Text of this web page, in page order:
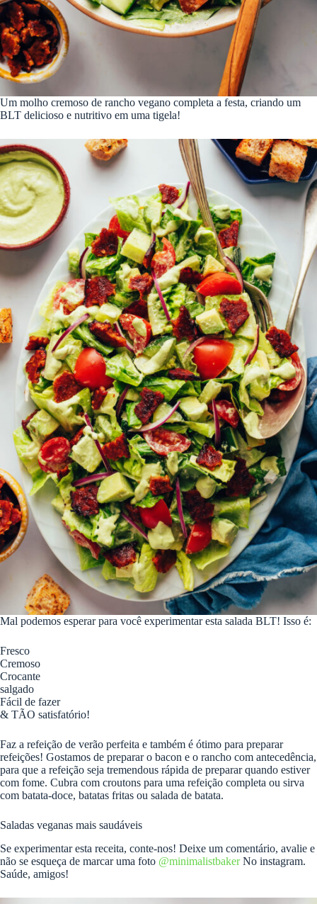
Um molho cremoso de rancho vegano completa a festa, criando um
BLT delicioso e nutritivo em uma tigela!
Mal podemos esperar para você experimentar esta salada BLT! Isso é:
Fresco
Cremoso
Crocante
salgado
Fácil de fazer
& TÃO satisfatório!
Faz a refeição de verão perfeita e também é ótimo para preparar
refeições! Gostamos de preparar o bacon e o rancho com antecedência,
para que a refeição seja tremendous rápida de preparar quando estiver
com fome. Cubra com croutons para uma refeição completa ou sirva
com batata-doce, batatas fritas ou salada de batata.
Saladas veganas mais saudáveis
Se experimentar esta receita, conte-nos! Deixe um comentário, avalie e
não se esqueça de marcar uma foto @minimalistbakerNo instagram.
Saúde, amigos!